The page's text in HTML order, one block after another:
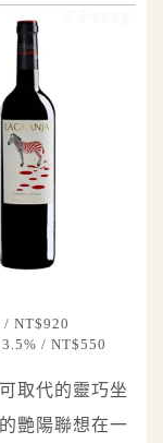
/ NT$920
/ NT$550
取代的靈巧坐
艷陽聯想在一